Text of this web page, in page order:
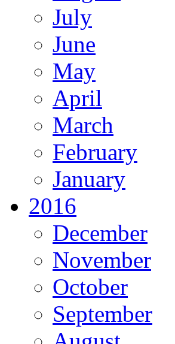
July
June
May
April
March
February
January
2016
December
November
October
September